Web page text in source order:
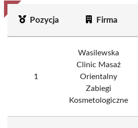
Pozycja Firma
1
Wasilewska
Clinic Masaż
Orientalny
Zabiegi
Kosmetologiczne